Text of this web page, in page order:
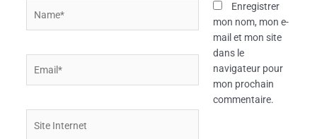
Internet
Enregistrer
mon nom, mon e-
mail et mon site
dans le
navigateur pour
mon prochain
commentaire.